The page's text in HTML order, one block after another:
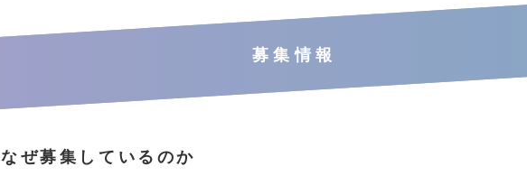
募集情報
なぜ募集しているのか